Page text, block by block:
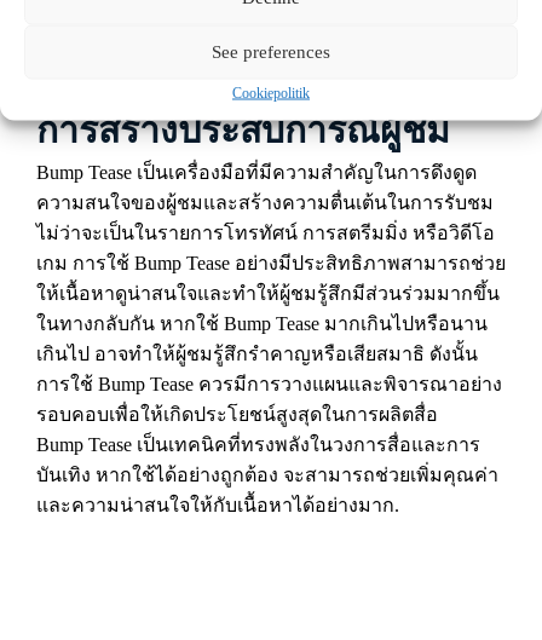
See preferences
Cookiepolitik
บทบาทของ Bump Tease ใน
การสร้างประสบการณ์ผู้ชม
Bump Tease เป็นเครื่องมือที่มีความสำคัญในการดึงดูด
ความสนใจของผู้ชมและสร้างความตื่นเต้นในการรับชม
ไม่ว่าจะเป็นในรายการโทรทัศน์ การสตรีมมิ่ง หรือวิดีโอ
เกม การใช้ Bump Tease อย่างมีประสิทธิภาพสามารถช่วย
ให้เนื้อหาดูน่าสนใจและทำให้ผู้ชมรู้สึกมีส่วนร่วมมากขึ้น
ในทางกลับกัน หากใช้ Bump Tease มากเกินไปหรือนาน
เกินไป อาจทำให้ผู้ชมรู้สึกรำคาญหรือเสียสมาธิ ดังนั้น
การใช้ Bump Tease ควรมีการวางแผนและพิจารณาอย่าง
รอบคอบเพื่อให้เกิดประโยชน์สูงสุดในการผลิตสื่อ
Bump Tease เป็นเทคนิคที่ทรงพลังในวงการสื่อและการ
บันเทิง หากใช้ได้อย่างถูกต้อง จะสามารถช่วยเพิ่มคุณค่า
และความน่าสนใจให้กับเนื้อหาได้อย่างมาก.